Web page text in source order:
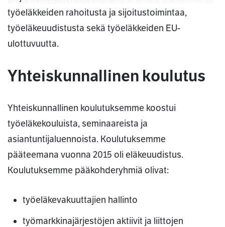
työeläkkeiden rahoitusta ja sijoitustoimintaa,
työeläkeuudistusta sekä työeläkkeiden EU-
ulottuvuutta.
Yhteiskunnallinen koulutus
Yhteiskunnallinen koulutuksemme koostui
työeläkekouluista, seminaareista ja
asiantuntijaluennoista. Koulutuksemme
pääteemana vuonna 2015 oli eläkeuudistus.
Koulutuksemme pääkohderyhmiä olivat:
työeläkevakuuttajien hallinto
työmarkkinajärjestöjen aktiivit ja liittojen